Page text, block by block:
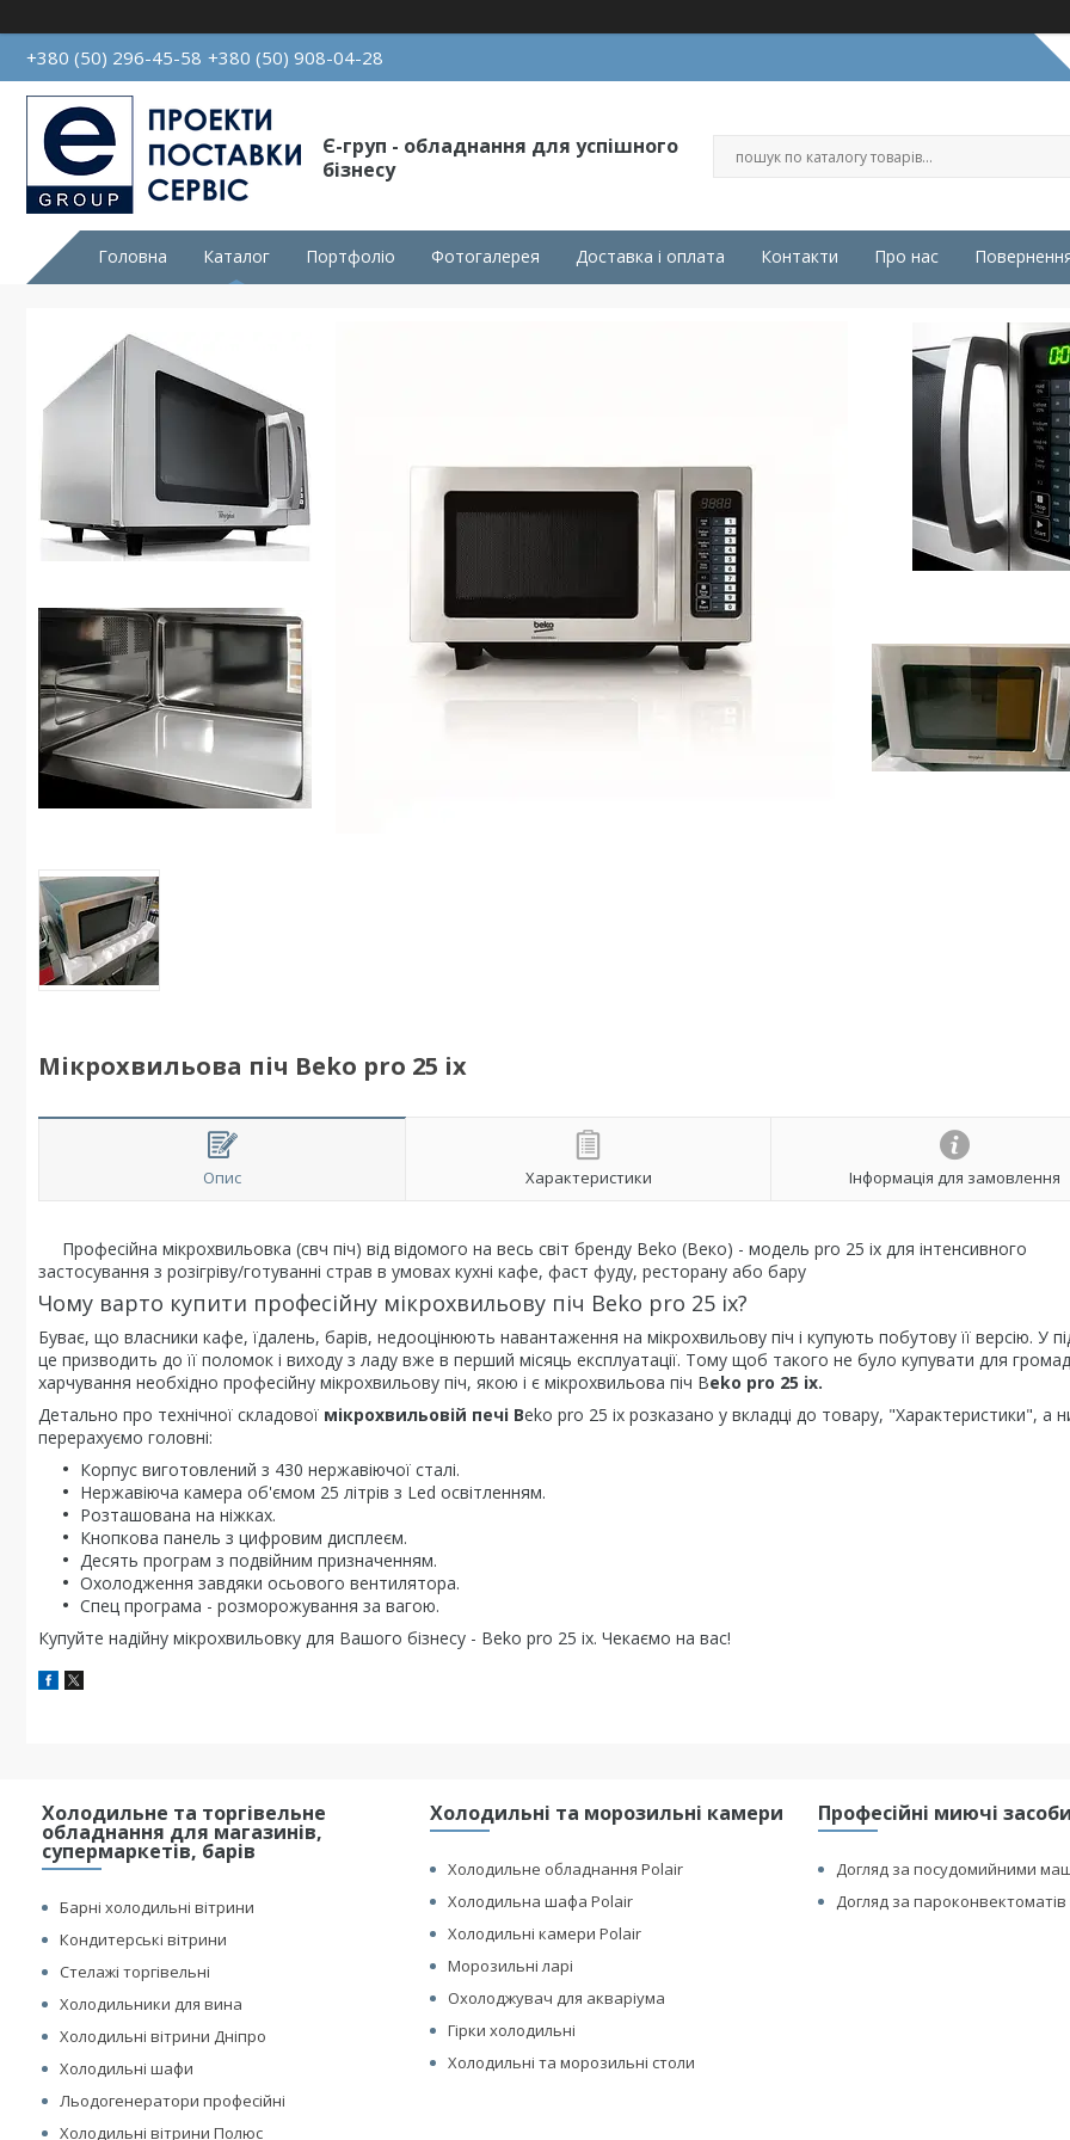
+380 (50) 296-45-58 +380 (50) 908-04-28
Є-груп - обладнання для успішного
бізнесу
Головна Каталог Портфоліо Фотогалерея Доставка і оплата Контакти Про нас
Мікрохвильова піч Beko pro 25 ix
Опис Характеристики Інформація для замовлення
Професійна мікрохвильовка (свч піч) від відомого на весь світ бренду Beko (Веко) - модель pro 25 ix для інтенсивного
застосування з розігріву/готуванні страв в умовах кухні кафе, фаст фуду, ресторану або бару
Чому варто купити професійну мікрохвильову піч Beko pro 25 ix?
Буває, що власники кафе, їдалень, барів, недооцінюють навантаження на мікрохвильову піч і купують побутову її версію. У
це призводить до її поломок і виходу з ладу вже в перший місяць експлуатації. Тому щоб такого не було купувати для
харчування необхідно професійну мікрохвильову піч, якою і є мікрохвильова піч Beko pro 25 ix.
Детально про технічної складової мікрохвильовій печі Beko pro 25 ix розказано у вкладці до товару, "Характеристики", а
перерахуємо головні:
Корпус виготовлений з 430 нержавіючої сталі.
Нержавіюча камера об'ємом 25 літрів з Led освітленням.
Розташована на ніжках.
Кнопкова панель з цифровим дисплеєм.
Десять програм з подвійним призначенням.
Охолодження завдяки осьового вентилятора.
Спец програма - розморожування за вагою.
Купуйте надійну мікрохвильовку для Вашого бізнесу - Beko pro 25 ix. Чекаємо на вас!
Холодильне та торгівельне
обладнання для магазинів,
супермаркетів, барів
Барні холодильні вітрини
Кондитерські вітрини
Стелажі торгівельні
Холодильники для вина
Холодильні вітрини Дніпро
Холодильні шафи
Льодогенератори професійні
Холодильні вітрини Полюс
Холодильні та морозильні камери
Холодильне обладнання Polair
Холодильна шафа Polair
Холодильні камери Polair
Морозильні ларі
Охолоджувач для акваріума
Гірки холодильні
Холодильні та морозильні столи
Професійні миючі засоби
Догляд за посудомийними
Догляд за пароконвектоматів